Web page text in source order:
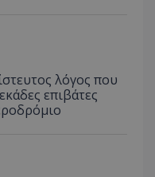
λόγος που
επιβάτες